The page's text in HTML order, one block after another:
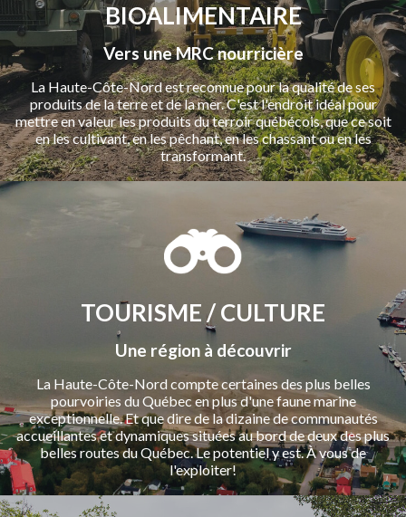
BIOALIMENTAIRE
Vers une MRC nourricière
La Haute-Côte-Nord est reconnue pour la qualité de ses
produits de la terre et de la mer. C'est l'endroit idéal pour
mettre en valeur les produits du terroir québécois, que ce soit
en les cultivant, en les pêchant, en les chassant ou en les
transformant.
TOURISME / CULTURE
Une région à découvrir
La Haute-Côte-Nord compte certaines des plus belles
pourvoiries du Québec en plus d'une faune marine
exceptionnelle. Et que dire de la dizaine de communautés
accueillantes et dynamiques situées au bord de deux des plus
belles routes du Québec. Le potentiel y est. À vous de
l'exploiter!